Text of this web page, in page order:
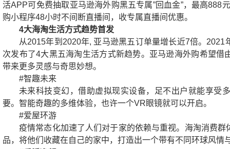
活APP可免费抽取亚马逊海外购黑五专属”回血金”，最高888
购小程序48小时不间断直播间，收专属直播间优惠。
4大海淘生活方式趋势首发
从2015年到2020年, 亚马逊黑五订单量增长近7倍。
次发布了4大黑五海淘生活方式新趋势。亚马逊海外购希望
带来更多灵感与奇思妙想。
#智趣未来
未来科技变幻，借助虚拟现实设备，足不出户就能享受
要。智能奇趣的多维体验，也许一个VR眼镜就可以开启。
#爱屋环游
疫情常态化加速了人们对于家的依赖与重视。海淘消费
品，将他们收藏在自己的家中，打造出一个带有不同环球风情